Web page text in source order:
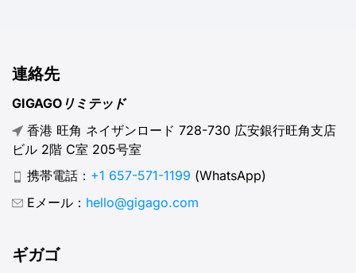
連絡先
GIGAGOリミテッド
香港 旺角 ネイザンロード 728-730 広安銀行旺角支店
ビル 2階 C室 205号室
携帯電話： +1 657-571-1199 (WhatsApp)
Eメール： hello@gigago.com
ギガゴ